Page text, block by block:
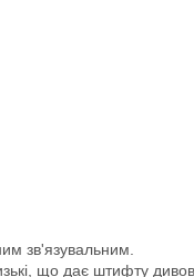
зв'язувальним.
що дає штифту